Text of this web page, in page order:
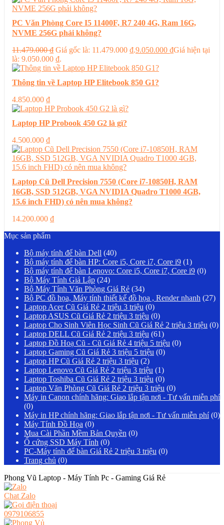
PC Văn Phòng Core I5 11400F, R7 240 4G, Ram 16G,
NVME 256G phải không?
11.479.000₫ Giá gốc là: 11.479.000 ₫.9.050.000 ₫Giá hiện tại
là: 9.050.000 ₫.
Thông tin về Laptop HP Elitebook 850 G1?
4.850.000 ₫
Laptop HP Probook 450 G2 là gì?
4.500.000 ₫
Laptop Cũ Dell Precision 7550 (Core i7-10850H, RAM
16GB, SSD 512GB, VGA NVIDIA Quadro T1000 4GB,
15.6 inch FHD) có nên mua không?
14.200.000 ₫
Mục sản phẩm
Bộ máy tính để bàn Dell (40)
Bộ máy tính để bàn HP: Core i5, Core i7, Core i9 (1)
Bộ máy tính để bàn Lenovo: Core i5, Core i7, Core i9 (0)
Bộ Máy Tính Giả Lập (24)
Bộ Máy Tính Văn Phòng Giá Rẻ (34)
Bộ PC đồ họa, Máy tính thiết kế đồ họa , Render nhanh (27)
Laptop Acer Cũ Giá Rẻ 2 triệu 3 triệu (0)
Laptop ASUS Cũ Giá Rẻ 2 triệu 3 triệu (0)
Laptop Cho Sinh Viên Học Sinh Cũ Giá Rẻ 2 triệu 3 triệu (0)
Laptop DELL Cũ Giá Rẻ 2 triệu 3 triệu (61)
Laptop Đồ Hoạ Cũ - Cũ Giá Rẻ 4 triệu 5 triệu (0)
Laptop Gaming Cũ Giá Rẻ 3 triệu 5 triệu (0)
Laptop HP Cũ Giá Rẻ 2 triệu 3 triệu (2)
Laptop Lenovo Cũ Giá Rẻ 2 triệu 3 triệu (1)
Laptop Toshiba Cũ Giá Rẻ 2 triệu 3 triệu (0)
Laptop Văn Phòng Cũ Giá Rẻ 2 triệu 3 triệu (0)
Máy in Canon chính hãng: Giao lắp tận nơi - Tư vấn miễn phí
(0)
Máy in HP chính hãng: Giao lắp tận nơi - Tư vấn miễn phí (0)
Máy Tính Đồ Họa (0)
Mua Cài Phần Mềm Bản Quyền (0)
Ổ cứng SSD Máy Tính (0)
PC-Máy tính để bàn Giá Rẻ 2 triệu 3 triệu (0)
Trang chủ (0)
Phong Vũ Laptop - Máy Tính Pc - Gaming Giá Rẻ
Chat Zalo
0979106855